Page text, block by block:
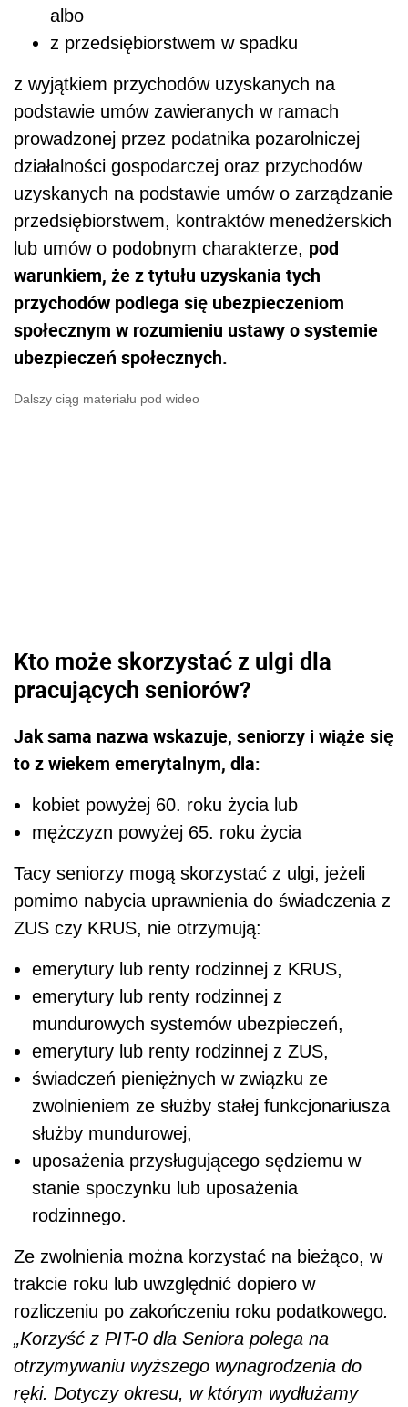
albo
z przedsiębiorstwem w spadku
z wyjątkiem przychodów uzyskanych na
podstawie umów zawieranych w ramach
prowadzonej przez podatnika pozarolniczej
działalności gospodarczej oraz przychodów
uzyskanych na podstawie umów o zarządzanie
przedsiębiorstwem, kontraktów menedżerskich
lub umów o podobnym charakterze, pod
warunkiem, że z tytułu uzyskania tych
przychodów podlega się ubezpieczeniom
społecznym w rozumieniu ustawy o systemie
ubezpieczeń społecznych.
Dalszy ciąg materiału pod wideo
Kto może skorzystać z ulgi dla
pracujących seniorów?
Jak sama nazwa wskazuje, seniorzy i wiąże się
to z wiekem emerytalnym, dla:
kobiet powyżej 60. roku życia lub
mężczyzn powyżej 65. roku życia
Tacy seniorzy mogą skorzystać z ulgi, jeżeli
pomimo nabycia uprawnienia do świadczenia z
ZUS czy KRUS, nie otrzymują:
emerytury lub renty rodzinnej z KRUS,
emerytury lub renty rodzinnej z
mundurowych systemów ubezpieczeń,
emerytury lub renty rodzinnej z ZUS,
świadczeń pieniężnych w związku ze
zwolnieniem ze służby stałej funkcjonariusza
służby mundurowej,
uposażenia przysługującego sędziemu w
stanie spoczynku lub uposażenia
rodzinnego.
Ze zwolnienia można korzystać na bieżąco, w
trakcie roku lub uwzględnić dopiero w
rozliczeniu po zakończeniu roku podatkowego.
„Korzyść z PIT-0 dla Seniora polega na
otrzymywaniu wyższego wynagrodzenia do
ręki. Dotyczy okresu, w którym wydłużamy